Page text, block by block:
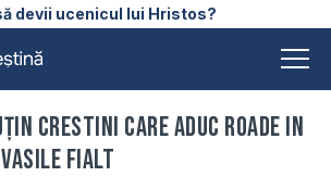
devii ucenicul lui Hristos?
crestini care aduc roade in
Fialt